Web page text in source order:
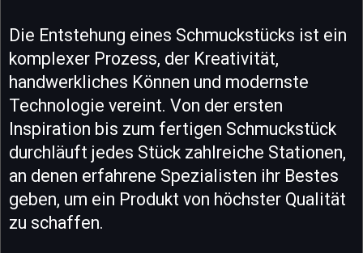
Die Entstehung eines Schmuckstücks ist ein
komplexer Prozess, der Kreativität,
handwerkliches Können und modernste
Technologie vereint. Von der ersten
Inspiration bis zum fertigen Schmuckstück
durchläuft jedes Stück zahlreiche Stationen,
an denen erfahrene Spezialisten ihr Bestes
geben, um ein Produkt von höchster Qualität
zu schaffen.